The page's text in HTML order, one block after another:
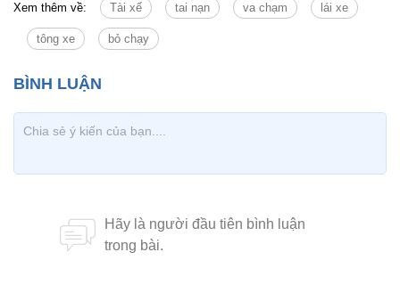
Xem thêm về: Tài xế tai nạn va chạm lái xe
tông xe bỏ chạy